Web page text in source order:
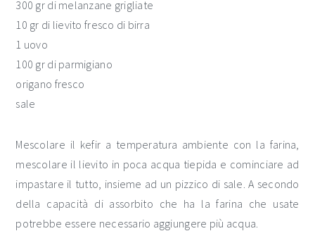
300 gr di melanzane grigliate
10 gr di lievito fresco di birra
1 uovo
100 gr di parmigiano
origano fresco
sale
Mescolare il kefir a temperatura ambiente con la farina,
mescolare il lievito in poca acqua tiepida e cominciare ad
impastare il tutto, insieme ad un pizzico di sale. A secondo
della capacità di assorbito che ha la farina che usate
potrebbe essere necessario aggiungere più acqua.